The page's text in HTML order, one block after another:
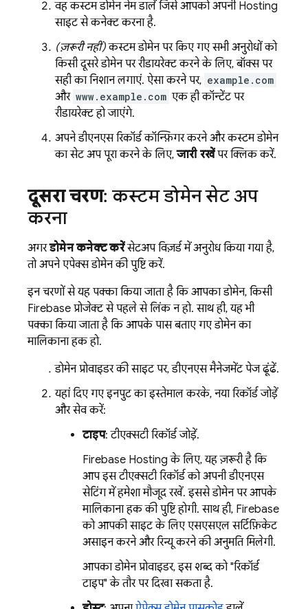
वह कस्टम डोमेन नेम डालें जिसे आपको अपनी Hosting
साइट से कनेक्ट करना है.
(ज़रूरी नहीं)कस्टम डोमेन पर किए गए सभी अनुरोधों को
किसी दूसरे डोमेन पर रीडायरेक्ट करने के लिए, बॉक्स पर
सही का निशान लगाएं. ऐसा करने पर, example.com
और www.example.com एक ही कॉन्टेंट पर
रीडायरेक्ट हो जाएंगे.
अपने डीएनएस रिकॉर्ड कॉन्फ़िगर करने और कस्टम डोमेन
का सेट अप पूरा करने के लिए,जारी रखेंपर क्लिक करें.
दूसरा चरण: कस्टम डोमेन सेट अप
करना
अगरडोमेन कनेक्ट करेंसेटअप विज़र्ड में अनुरोध किया गया है,
तो अपने एपेक्स डोमेन की पुष्टि करें.
इन चरणों से यह पक्का किया जाता है कि आपका डोमेन, किसी
Firebase प्रोजेक्ट से पहले से लिंक न हो. साथ ही, यह भी
पक्का किया जाता है कि आपके पास बताए गए डोमेन का
मालिकाना हक हो.
डोमेन प्रोवाइडर की साइट पर, डीएनएस मैनेजमेंट पेज ढूंढें.
यहां दिए गए इनपुट का इस्तेमाल करके, नया रिकॉर्ड जोड़ें
और सेव करें:
टाइप: टीएक्सटी रिकॉर्ड जोड़ें.
Firebase Hosting के लिए, यह ज़रूरी है कि
आप इस टीएक्सटी रिकॉर्ड को अपनी डीएनएस
सेटिंग में हमेशा मौजूद रखें. इससे डोमेन पर आपके
मालिकाना हक की पुष्टि होगी. साथ ही, Firebase
को आपकी साइट के लिए एसएसएल सर्टिफ़िकेट
असाइन करने और रिन्यू करने की अनुमति मिलेगी.
आपका डोमेन प्रोवाइडर, इस शब्द को "रिकॉर्ड
टाइप" के तौर पर दिखा सकता है.